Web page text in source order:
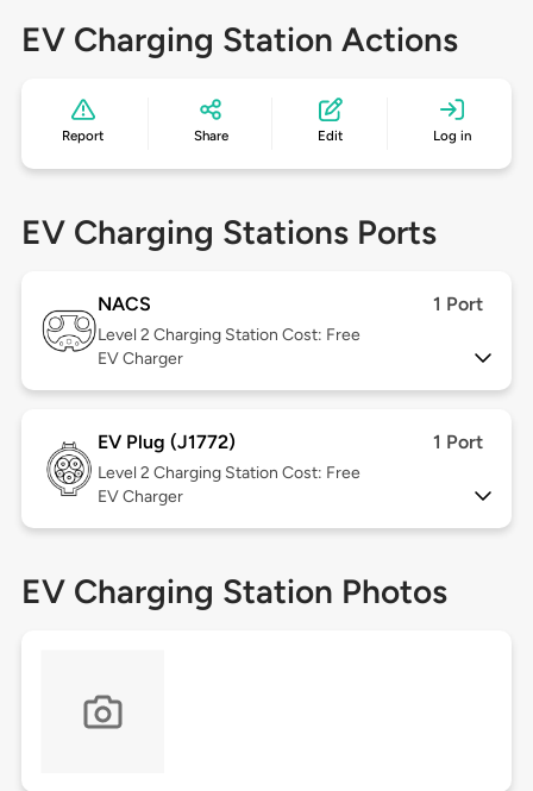
EV Charging Station Actions
Report Share Edit Log in
EV Charging Stations Ports
NACS 1 Port
Level 2 Charging Station Cost: Free
EV Charger
EV Plug (J1772) 1 Port
Level 2 Charging Station Cost: Free
EV Charger
EV Charging Station Photos